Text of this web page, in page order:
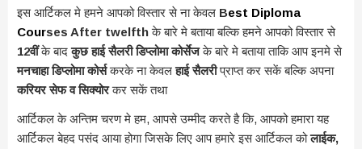
इस आर्टिकल मे हमने आपको विस्तार से ना केवल Best Diploma
Courses After twelfthके बारे मे बताया बल्कि हमने आपको विस्तार से
12वींके बादकुछ हाई सैलरी डिप्लोमा कोर्सेजके बारे मे बताया ताकि आप इनमे से
मनचाहा डिप्लोमा कोर्सकरके ना केवलहाई सैलरीप्राप्त कर सकें बल्कि अपना
करियर सेफ व सिक्योरकर सकें तथा
आर्टिकल के अन्तिम चरण मे हम, आपसे उम्मीद करते है कि, आपको हमारा यह
आर्टिकल बेहद पसंद आया होगा जिसके लिए आप हमारे इस आर्टिकल कोलाईक,